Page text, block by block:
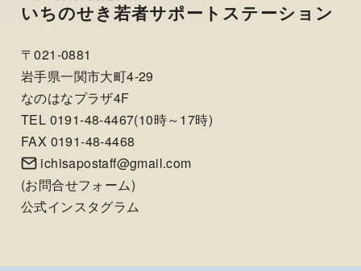
いちのせき若者サポートステーション
〒021-0881
岩手県一関市大町4-29
なのはなプラザ4F
TEL 0191-48-4467(10時～17時)
FAX 0191-48-4468
ichisapostaff@gmail.com
(お問合せフォーム)
公式インスタグラム